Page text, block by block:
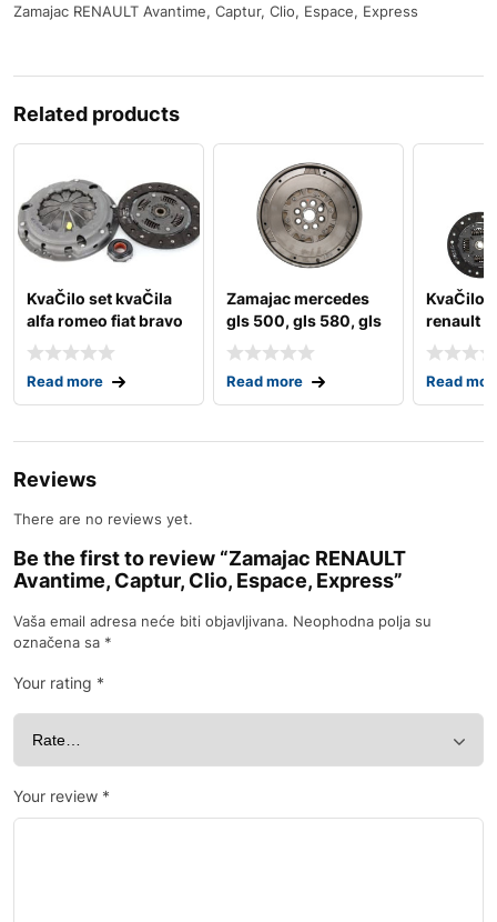
Zamajac RENAULT Avantime, Captur, Clio, Espace, Express
Related products
KvaČilo set kvaČila
alfa romeo fiat bravo
punto
Read more
Zamajac mercedes
gls 500, gls 580, gls
600
Read more
KvaČilo
renault
thalia
Read
Reviews
There are no reviews yet.
Be the first to review “Zamajac RENAULT
Avantime, Captur, Clio, Espace, Express”
Vaša email adresa neće biti objavljivana. Neophodna polja su
označena sa *
Your rating *
Your review *